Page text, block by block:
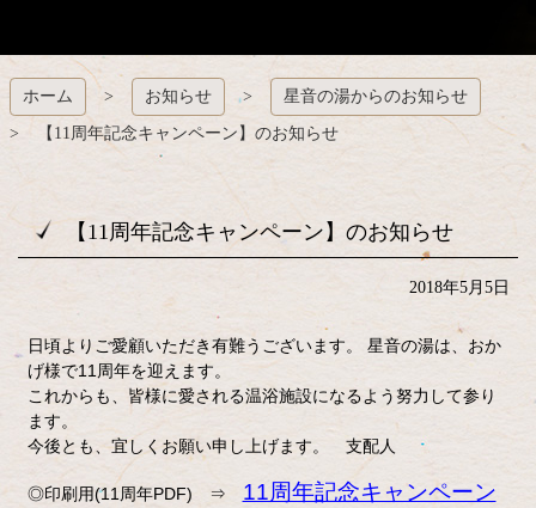
ホーム お知らせ 星音の湯からのお知らせ
【11周年記念キャンペーン】のお知らせ
【11周年記念キャンペーン】のお知らせ
2018年5月5日
日頃よりご愛顧いただき有難うございます。 星音の湯は、おか
げ様で11周年を迎えます。
これからも、皆様に愛される温浴施設になるよう努力して参り
ます。
今後とも、宜しくお願い申し上げます。 支配人
◎印刷用(11周年PDF) ⇒ 11周年記念キャンペーン